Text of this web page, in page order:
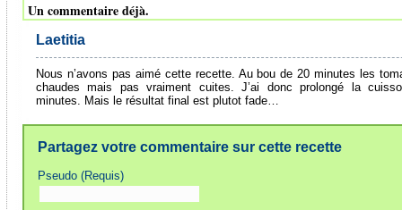
Un commentaire déjà.
Laetitia
Nous n’avons pas aimé cette recette. Au bou de 20 minutes les
chaudes mais pas vraiment cuites. J’ai donc prolongé la
minutes. Mais le résultat final est plutot fade…
Partagez votre commentaire sur cette recette
Pseudo (Requis)